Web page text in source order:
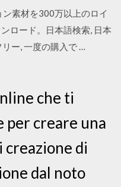
素材を300万以上のロイ
ロード。日本語検索, 日本
ー, 一度の購入で …
che ti
per creare una
creazione di
dal noto